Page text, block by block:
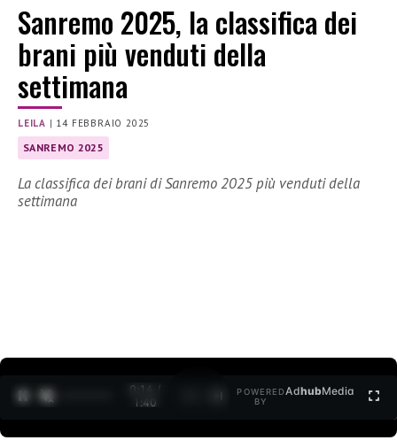
Sanremo 2025, la classifica dei
brani più venduti della
settimana
LEILA | 14 FEBBRAIO 2025
SANREMO 2025
La classifica dei brani di Sanremo 2025 più venduti della
settimana
0:15 /
1:40
POWERED
BY
AdhubMedia